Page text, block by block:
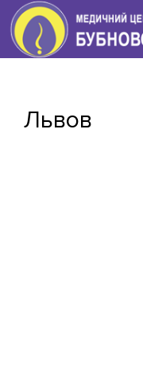
Львов